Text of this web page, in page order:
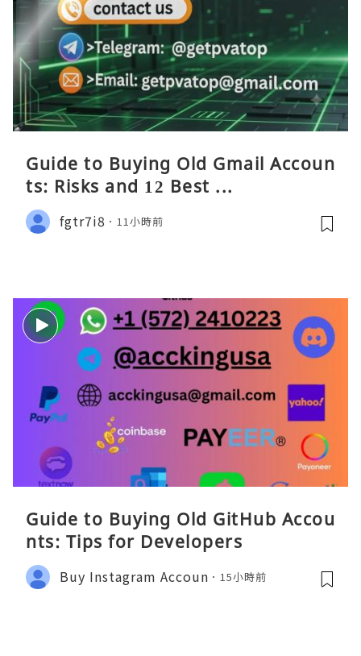
Guide to Buying Old Gmail Accoun
ts: Risks and 12 Best ...
fgtr7i8 11小時前
Guide to Buying Old GitHub Accou
nts: Tips for Developers
Buy Instagram Accoun 15小時前